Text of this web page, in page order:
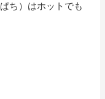
ち）はホットでも